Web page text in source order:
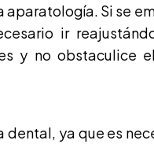
Si se
ir
y no obstaculice
ya que es